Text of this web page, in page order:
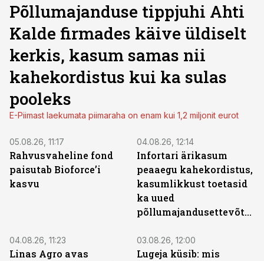
Põllumajanduse tippjuhi Ahti
Kalde firmades käive üldiselt
kerkis, kasum samas nii
kahekordistus kui ka sulas
pooleks
E-Piimast laekumata piimaraha on enam kui 1,2 miljonit eurot
05.08.26, 11:17
Rahvusvaheline fond
paisutab Bioforce’i
kasvu
04.08.26, 12:14
Infortari ärikasum
peaaegu kahekordistus,
kasumlikkust toetasid
ka uued
põllumajandusettevõtted
04.08.26, 11:23
Linas Agro avas
03.08.26, 12:00
Lugeja küsib: mis